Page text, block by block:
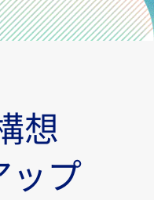
想
ップ